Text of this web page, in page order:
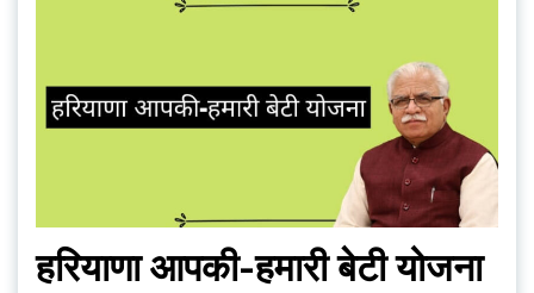
हरियाणा आपकी-हमारी बेटी योजना